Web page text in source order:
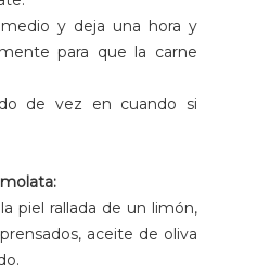
y deja una hora y
para que la carne
de vez en cuando si
piel rallada de un limón,
aceite de oliva